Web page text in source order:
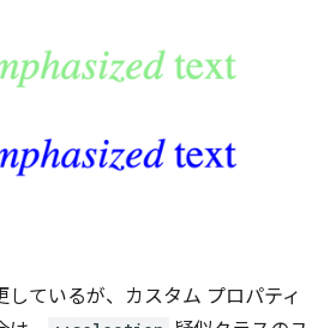
ているが、カスタム プロパティ